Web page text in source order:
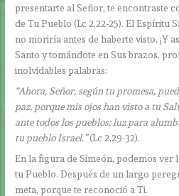
presentarte al Señor, te encontraste
de Tu Pueblo (Lc 2,22-25). El Espíritu
no moriría antes de haberte visto. ¡Y
Santo y tomándote en Sus brazos,
inolvidables palabras:
“Ahora, Señor, según tu promesa,
paz, porque mis ojos han visto a tu
ante todos los pueblos; luz para
tu pueblo Israel.”(Lc 2,29-32).
En la figura de Simeón, podemos ver
tu Pueblo. Después de un largo
meta, porque te reconoció a Ti.